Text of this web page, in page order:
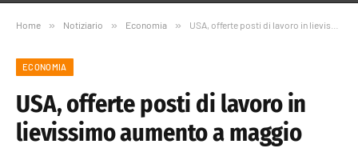
Home » Notiziario » Economia » USA, offerte posti di lavoro in lievissimo aumento a maggio
ECONOMIA
USA, offerte posti di lavoro in
lievissimo aumento a maggio